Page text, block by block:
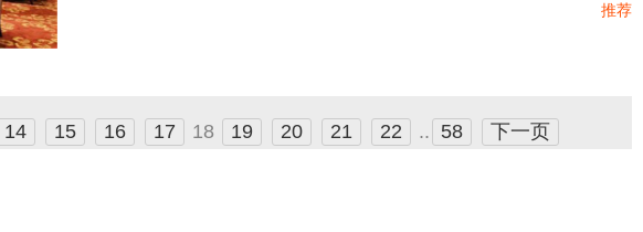
推荐
14 15 16 17 18 19 20 21 22 .. 58 下一页